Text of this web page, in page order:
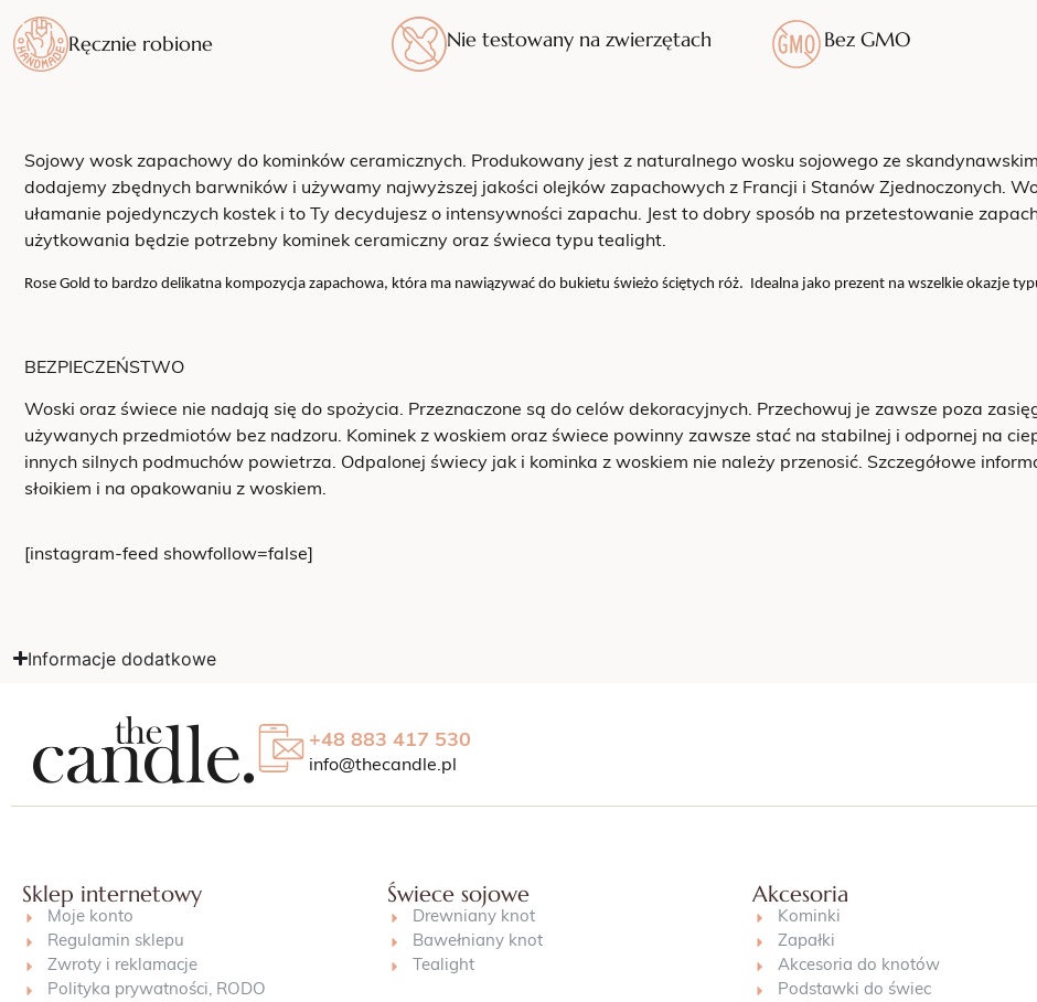
Ręcznie robione Nie testowany na zwierzętach Bez GMO
Sojowy wosk zapachowy do kominków ceramicznych. Produkowany jest z naturalnego wosku sojowego ze
dodajemy zbędnych barwników i używamy najwyższej jakości olejków zapachowych z Francji i Stanów Zjednoczonych.
ułamanie pojedynczych kostek i to Ty decydujesz o intensywności zapachu. Jest to dobry sposób na przetestowanie
użytkowania będzie potrzebny kominek ceramiczny oraz świeca typu tealight.
Rose Gold to bardzo delikatna kompozycja zapachowa, która ma nawiązywać do bukietu świeżo ściętych róż. Idealna jako prezent na wszelkie okazje
BEZPIECZEŃSTWO
Woski oraz świece nie nadają się do spożycia. Przeznaczone są do celów dekoracyjnych. Przechowuj je zawsze poza
używanych przedmiotów bez nadzoru. Kominek z woskiem oraz świece powinny zawsze stać na stabilnej i odpornej na
innych silnych podmuchów powietrza. Odpalonej świecy jak i kominka z woskiem nie należy przenosić. Szczegółowe
słoikiem i na opakowaniu z woskiem.
[instagram-feed showfollow=false]
Informacje dodatkowe
+48 883 417 530
info@thecandle.pl
Sklep internetowy
Moje konto
Regulamin sklepu
Zwroty i reklamacje
Polityka prywatności, RODO
Świece sojowe
Drewniany knot
Bawełniany knot
Tealight
Akcesoria
Kominki
Zapałki
Akcesoria do knotów
Podstawki do świec